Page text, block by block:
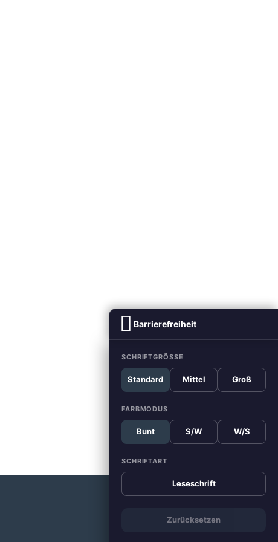
Barrierefreiheit
SCHRIFTGRÖSSE
Standard Mittel Groß
FARBMODUS
Bunt S/W W/S
SCHRIFTART
Leseschrift
Zurücksetzen